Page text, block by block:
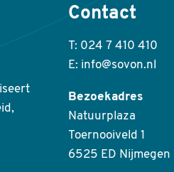
Contact
T: 024 7 410 410
E: info@sovon.nl
Bezoekadres
Natuurplaza
Toernooiveld 1
6525 ED Nijmegen